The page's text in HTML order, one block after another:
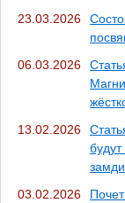
23.03.2026
06.03.2026
13.02.2026
03.02.2026